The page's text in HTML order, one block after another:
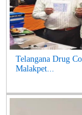
Telangana Drug
Malakpet...